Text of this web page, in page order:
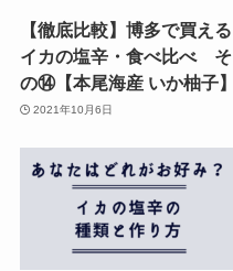
【徹底比較】博多で買える
イカの塩辛・食べ比べ そ
の⑭【本尾海産 いか柚子】
2021年10月6日